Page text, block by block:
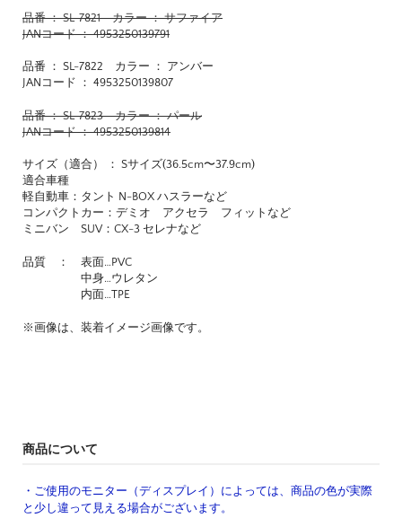
品番 ： SL-7821 カラー ： サファイア
JANコード ： 4953250139791
品番 ： SL-7822 カラー ： アンバー
JANコード ： 4953250139807
品番 ： SL-7823 カラー ： パール
JANコード ： 4953250139814
サイズ（適合） ： Sサイズ(36.5cm〜37.9cm)
適合車種
軽自動車：タント N-BOX ハスラーなど
コンパクトカー：デミオ アクセラ フィットなど
ミニバン SUV：CX-3 セレナなど
品質 ： 表面…PVC
中身…ウレタン
内面…TPE
※画像は、装着イメージ画像です。
商品について
・ご使用のモニター（ディスプレイ）によっては、商品の色が実際
と少し違って見える場合がございます。